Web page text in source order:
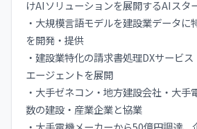
けAIソリューションを展開するAIスタ
・大規模言語モデルを建設業データに
を開発・提供
・建設業特化の請求書処理DXサービ
エージェントを展開
・大手ゼネコン・地方建設会社・大手
数の建設・産業企業と協業